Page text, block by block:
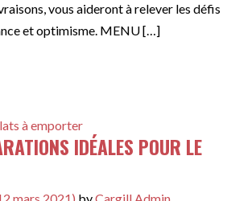
vous aideront à relever les défis
et optimisme. MENU […]
PRÉPARATION, DÉCOUPES ET CONSEILS
à emporter
IDÉALES POUR LE